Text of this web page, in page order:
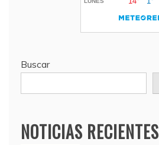
Buscar
NOTICIAS RECIENTES